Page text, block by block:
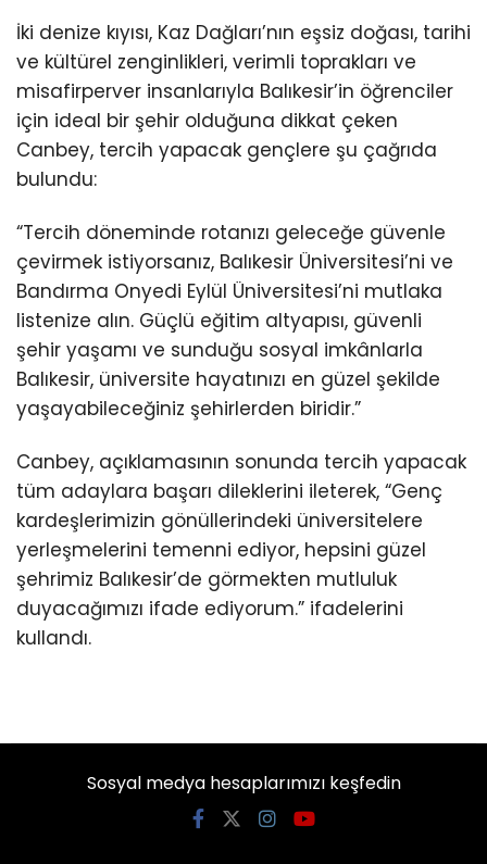
İki denize kıyısı, Kaz Dağları’nın eşsiz doğası, tarihi
ve kültürel zenginlikleri, verimli toprakları ve
misafirperver insanlarıyla Balıkesir’in öğrenciler
için ideal bir şehir olduğuna dikkat çeken
Canbey, tercih yapacak gençlere şu çağrıda
bulundu:
“Tercih döneminde rotanızı geleceğe güvenle
çevirmek istiyorsanız, Balıkesir Üniversitesi’ni ve
Bandırma Onyedi Eylül Üniversitesi’ni mutlaka
listenize alın. Güçlü eğitim altyapısı, güvenli
şehir yaşamı ve sunduğu sosyal imkânlarla
Balıkesir, üniversite hayatınızı en güzel şekilde
yaşayabileceğiniz şehirlerden biridir.”
Canbey, açıklamasının sonunda tercih yapacak
tüm adaylara başarı dileklerini ileterek, “Genç
kardeşlerimizin gönüllerindeki üniversitelere
yerleşmelerini temenni ediyor, hepsini güzel
şehrimiz Balıkesir’de görmekten mutluluk
duyacağımızı ifade ediyorum.” ifadelerini
kullandı.
Sosyal medya hesaplarımızı keşfedin